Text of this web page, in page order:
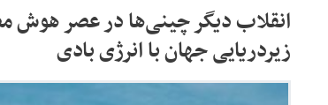
انقلاب دیگر چینی‌ها در عصر هوش
زیردریایی جهان با انرژی بادی